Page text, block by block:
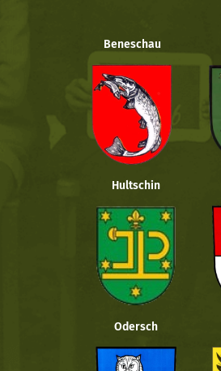
Beneschau
Hultschin
Odersch